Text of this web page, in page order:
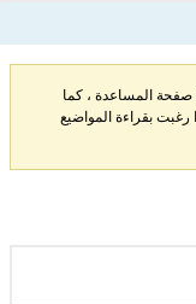
صفحة المساعدة ، كما
بقراءة المواضيع